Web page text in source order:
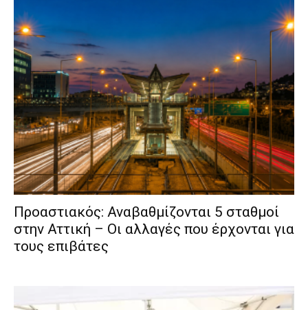
Προαστιακός: Αναβαθμίζονται 5 σταθμοί
στην Αττική – Οι αλλαγές που έρχονται για
τους επιβάτες